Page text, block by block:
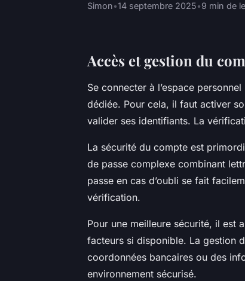
Simon•14 septembre 2025•9 min de
Accès et gestion du
Se connecter à l’espace
dédiée. Pour cela, il faut activer
valider ses identifiants. La
La sécurité du compte est
de passe complexe combinant
passe en cas d’oubli se fait
vérification.
Pour une meilleure sécurité, il est
facteurs si disponible. La gestion
coordonnées bancaires ou des
environnement sécurisé.